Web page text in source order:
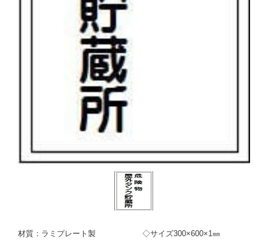
材質：ラミプレート製 ◇サイズ300×600×1㎜